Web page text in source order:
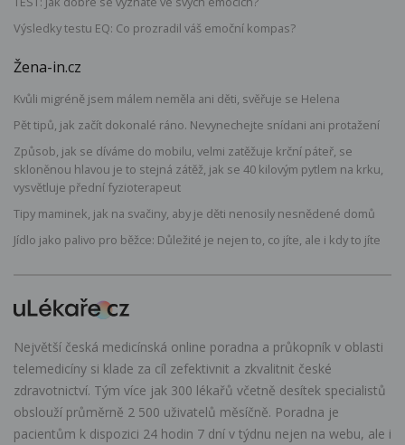
Výsledky testu EQ: Co prozradil váš emoční kompas?
Žena-in.cz
Kvůli migréně jsem málem neměla ani děti, svěřuje se Helena
Pět tipů, jak začít dokonalé ráno. Nevynechejte snídani ani protažení
Způsob, jak se díváme do mobilu, velmi zatěžuje krční páteř, se
skloněnou hlavou je to stejná zátěž, jak se 40 kilovým pytlem na krku,
vysvětluje přední fyzioterapeut
Tipy maminek, jak na svačiny, aby je děti nenosily nesnědené domů
Jídlo jako palivo pro běžce: Důležité je nejen to, co jíte, ale i kdy to jíte
Největší česká medicínská online poradna a průkopník v oblasti
telemedicíny si klade za cíl zefektivnit a zkvalitnit české
zdravotnictví. Tým více jak 300 lékařů včetně desítek specialistů
obslouží průměrně 2 500 uživatelů měsíčně. Poradna je
pacientům k dispozici 24 hodin 7 dní v týdnu nejen na webu, ale i